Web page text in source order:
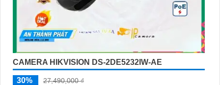
CAMERA HIKVISION DS-2DE5232IW-AE
30%
27,490,000 ₫